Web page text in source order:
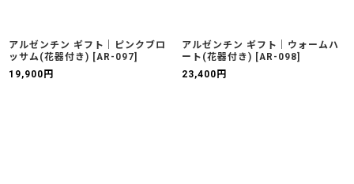
アルゼンチン ギフト｜ピンクブロ
ッサム(花器付き) [AR-097]
19,900 円
アルゼンチン ギフト｜ウォームハ
ート(花器付き) [AR-098]
23,400 円